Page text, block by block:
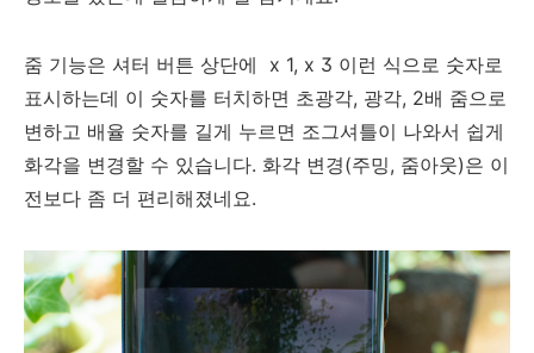
줌 기능은 셔터 버튼 상단에 x 1, x 3 이런 식으로 숫자로
표시하는데 이 숫자를 터치하면 초광각, 광각, 2배 줌으로
변하고 배율 숫자를 길게 누르면 조그셔틀이 나와서 쉽게
화각을 변경할 수 있습니다. 화각 변경(주밍, 줌아웃)은 이
전보다 좀 더 편리해졌네요.